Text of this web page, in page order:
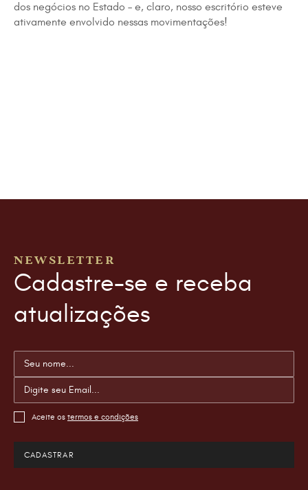
dos negócios no Estado – e, claro, nosso escritório esteve
ativamente envolvido nessas movimentações!
NEWSLETTER
Cadastre-se e receba
atualizações
Aceite os termos e condições